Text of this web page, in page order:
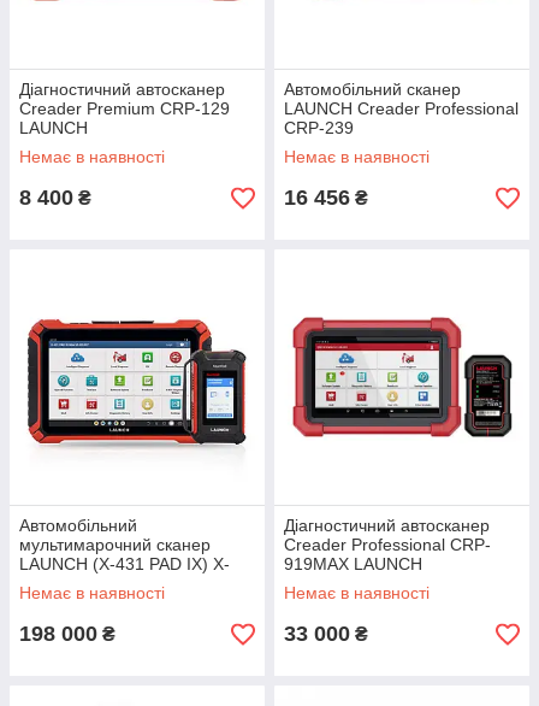
Діагностичний автосканер
Creader Premium CRP-129
LAUNCH
Немає в наявності
8 400 ₴
Автомобільний сканер
LAUNCH Creader Professional
CRP-239
Немає в наявності
16 456 ₴
Автомобільний
мультимарочний сканер
LAUNCH (X-431 PAD IX) X-
431 PAD9 LINK
Немає в наявності
198 000 ₴
Діагностичний автосканер
Creader Professional CRP-
919MAX LAUNCH
Немає в наявності
33 000 ₴